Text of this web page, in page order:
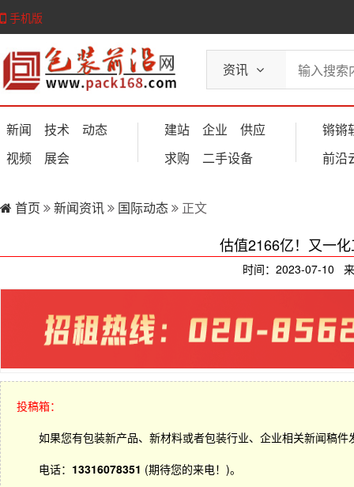
手机版
资讯
新闻 技术
动态
视频
展会
建站 企业
供应
求购
二手设备
锵锵
前沿
首页 新闻资讯 国际动态 正文
估值2166亿！又一
时间：2023-07-10
投稿箱：
如果您有包装新产品、新材料或者包装行业、企业相关新闻稿
电话： 13316078351 (期待您的来电！)。